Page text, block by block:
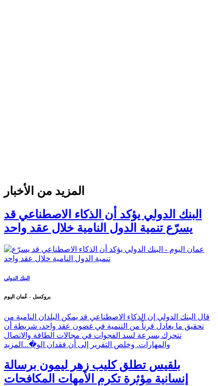
المزيد من الأخبار
البنك الدولي يؤكد أن الذكاء الاصطناعي قد
يسرّع تنمية الدول النامية خلال عقد واحد
البنك الدولي
بروكسل - عُمان اليوم
قال البنك الدولي إن الذكاء الاصطناعي قد يمكن البلدان النامية من
تحقيق ما يعادل قرناً من التنمية في غضون عقد واحد، شريطة أن
تتحرك بسرعة لسد الفجوات في مجالات الطاقة والاتصال
والمهارات. وخلص التقرير إلى أن فقدان الو�... المزيد
بلقيس تطلق كليب زهر ليمون برسالة
إنسانية مؤثرة تكرم الأمهات المكافحات